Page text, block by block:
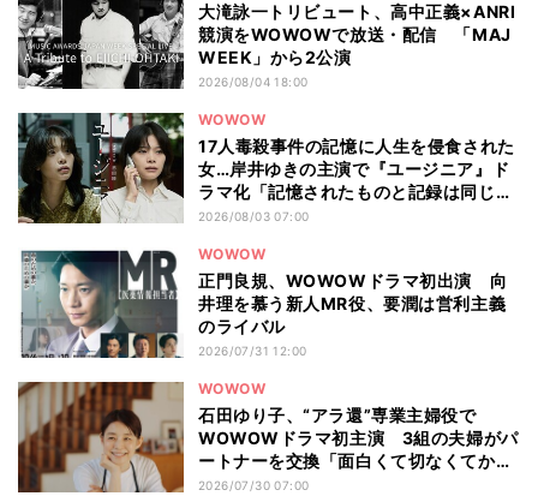
大滝詠一トリビュート、高中正義×ANRI
競演をWOWOWで放送・配信 「MAJ
WEEK」から2公演
2026/08/04 18:00
WOWOW
17人毒殺事件の記憶に人生を侵食された
女…岸井ゆきの主演で『ユージニア』ド
ラマ化「記憶されたものと記録は同じも
のではない」
2026/08/03 07:00
WOWOW
正門良規、WOWOWドラマ初出演 向
井理を慕う新人MR役、要潤は営利主義
のライバル
2026/07/31 12:00
WOWOW
石田ゆり子、“アラ還”専業主婦役で
WOWOWドラマ初主演 3組の夫婦がパ
ートナーを交換「面白くて切なくてかわ
いいお話」
2026/07/30 07:00